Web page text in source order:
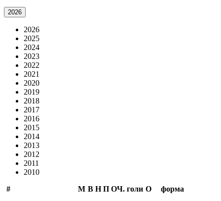
2026
2026
2025
2024
2023
2022
2021
2020
2019
2018
2017
2016
2015
2014
2013
2012
2011
2010
#
М В Н П ОЧ. голи О форма